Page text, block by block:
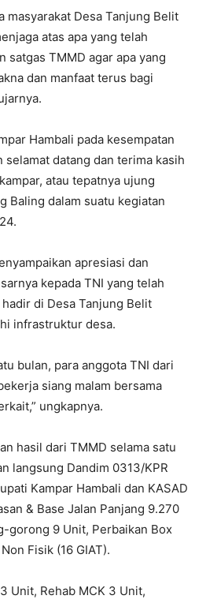
masyarakat Desa Tanjung Belit
atas apa yang telah
satgas TMMD agar apa yang
dan manfaat terus bagi
Hambali pada kesempatan
datang dan terima kasih
atau tepatnya ujung
Baling dalam suatu kegiatan
apresiasi dan
kepada TNI yang telah
di Desa Tanjung Belit
infrastruktur desa.
bulan, para anggota TNI dari
siang malam bersama
ungkapnya.
hasil dari TMMD selama satu
langsung Dandim 0313/KPR
Kampar Hambali dan KASAD
& Base Jalan Panjang 9.270
gorong 9 Unit, Perbaikan Box
Fisik (16 GIAT).
Unit, Rehab MCK 3 Unit,